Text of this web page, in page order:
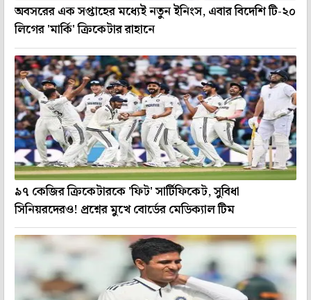
অবসরের এক সপ্তাহের মধ্যেই নতুন ইনিংস, এবার বিদেশি টি-২০
লিগের 'মার্কি' ক্রিকেটার রাহানে
৯৭ কেজির ক্রিকেটারকে 'ফিট' সার্টিফিকেট, সুবিধা
সিনিয়রদেরও! প্রশ্নের মুখে বোর্ডের মেডিক্যাল টিম